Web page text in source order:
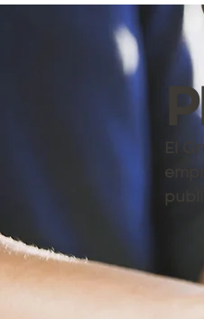
El